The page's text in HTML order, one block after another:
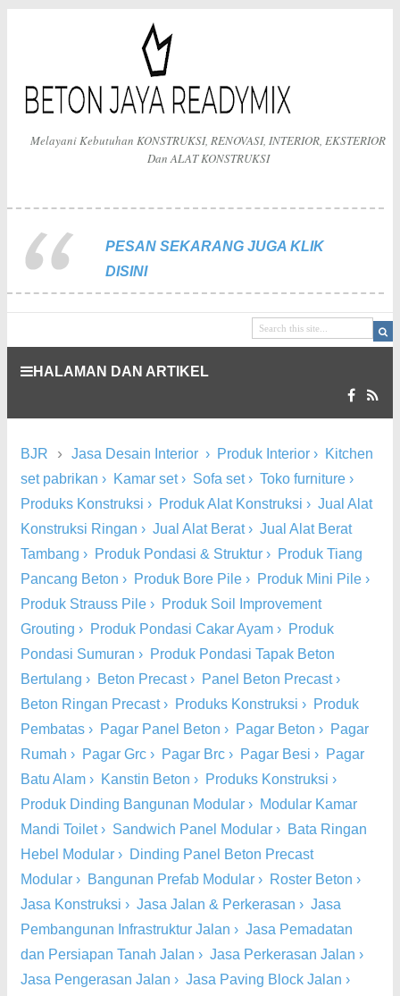
Melayani Kebutuhan KONSTRUKSI, RENOVASI, INTERIOR, EKSTERIOR
Dan ALAT KONSTRUKSI
PESAN SEKARANG JUGA KLIK
DISINI
HALAMAN DAN ARTIKEL
BJR › Jasa Desain Interior › Produk Interior › Kitchen
set pabrikan › Kamar set› Sofa set› Toko furniture ›
Produks Konstruksi › Produk Alat Konstruksi › Jual Alat
Konstruksi Ringan › Jual Alat Berat› Jual Alat Berat
Tambang › Produk Pondasi & Struktur › Produk Tiang
Pancang Beton › Produk Bore Pile › Produk Mini Pile ›
Produk Strauss Pile › Produk Soil Improvement
Grouting › Produk Pondasi Cakar Ayam › Produk
Pondasi Sumuran › Produk Pondasi Tapak Beton
Bertulang › Beton Precast› Panel Beton Precast›
Beton Ringan Precast› Produks Konstruksi › Produk
Pembatas › Pagar Panel Beton › Pagar Beton › Pagar
Rumah › Pagar Grc › Pagar Brc › Pagar Besi › Pagar
Batu Alam › Kanstin Beton › Produks Konstruksi ›
Produk Dinding Bangunan Modular › Modular Kamar
Mandi Toilet› Sandwich Panel Modular › Bata Ringan
Hebel Modular › Dinding Panel Beton Precast
Modular › Bangunan Prefab Modular › Roster Beton ›
Jasa Konstruksi › Jasa Jalan & Perkerasan › Jasa
Pembangunan Infrastruktur Jalan › Jasa Pemadatan
dan Persiapan Tanah Jalan › Jasa Perkerasan Jalan ›
Jasa Pengerasan Jalan › Jasa Paving Block Jalan ›